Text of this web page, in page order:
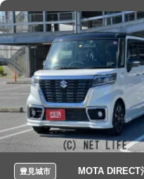
豊見城市 MOTA DIRECT